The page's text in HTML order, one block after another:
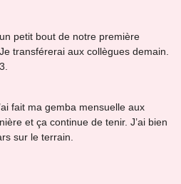
petit bout de notre première
transférerai aux collègues demain.
fait ma gemba mensuelle aux
et ça continue de tenir. J’ai bien
sur le terrain.